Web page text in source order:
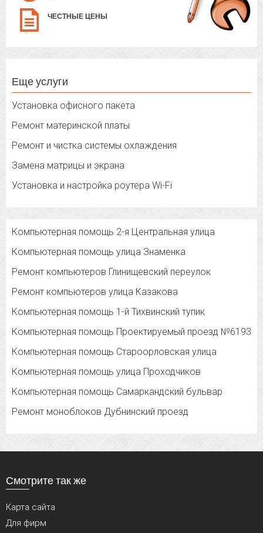
ЧЕСТНЫЕ ЦЕНЫ
Еще услуги
Установка офисного пакета
Ремонт материнской платы
Ремонт и чистка системы охлаждения
Замена матрицы и экрана
Установка и настройка роутера Wi-Fi
Компьютерная помощь 2-я Центральная улица
Компьютерная помощь улица Знаменка
Ремонт компьютеров Глинищевский переулок
Ремонт компьютеров улица Казакова
Компьютерная помощь 1-й Тихвинский тупик
Компьютерная помощь Проектируемый проезд №6193
Компьютерная помощь Староорловская улица
Компьютерная помощь улица Проходчиков
Компьютерная помощь Самаркандский бульвар
Ремонт моноблоков Дубнинский проезд
Смотрите так же
Карта сайта
Для фирм